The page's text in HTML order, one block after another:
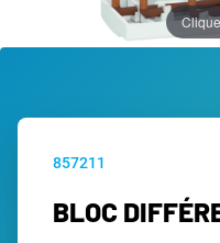
857211
BLOC